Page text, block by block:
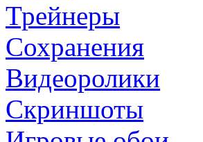
Трейнеры
Сохранения
Видеоролики
Скриншоты